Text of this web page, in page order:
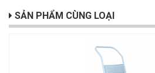
SẢN PHẨM CÙNG LOẠI